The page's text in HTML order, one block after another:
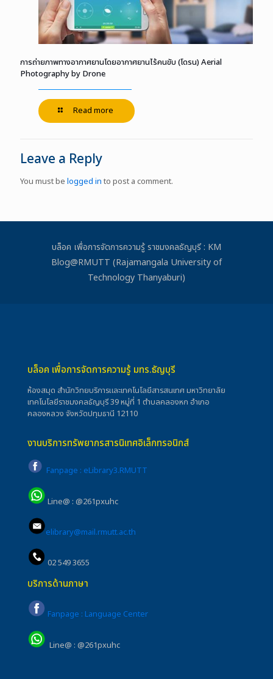
การถ่ายภาพทางอากาศยานโดยอากาศยานไร้คนขับ (โดรน) Aerial
Photography by Drone
Read more
Leave a Reply
You must be logged in to post a comment.
บล็อค เพื่อการจัดการความรู้ ราชมงคลธัญบุรี : KM
Blog@RMUTT (Rajamangala University of
Technology Thanyaburi)
บล็อค เพื่อการจัดการความรู้ มทร.ธัญบุรี
ห้องสมุด สำนักวิทยบริการและเทคโนโลยีสารสนเทศ มหาวิทยาลัย
เทคโนโลยีราชมงคลธัญบุรี 39 หมู่ที่ 1 ตำบลคลองหก อำเภอ
คลองหลวง จังหวัดปทุมธานี 12110
งานบริการทรัพยากรสารนิเทศอิเล็กทรอนิกส์
Fanpage : eLibrary3.RMUTT
Line@ : @261pxuhc
elibrary@mail.rmutt.ac.th
02 549 3655
บริการด้านภาษา
Fanpage : Language Center
Line@ : @261pxuhc